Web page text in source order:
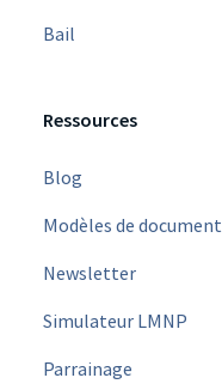
Bail
Ressources
Blog
Modèles de document
Newsletter
Simulateur LMNP
Parrainage